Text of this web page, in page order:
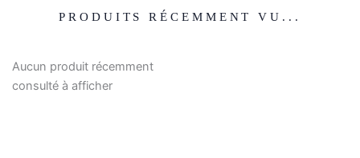
PRODUITS RÉCEMMENT VU...
Aucun produit récemment
consulté à afficher